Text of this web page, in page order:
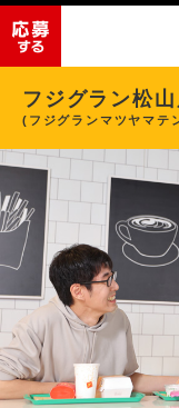
フジグラン松
(フジグランマツヤマテ